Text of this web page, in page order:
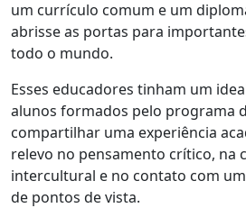
um currículo comum e um
abrisse as portas para
todo o mundo.
Esses educadores tinham um
alunos formados pelo programa
compartilhar uma experiência
relevo no pensamento crítico, na
intercultural e no contato com
de pontos de vista.